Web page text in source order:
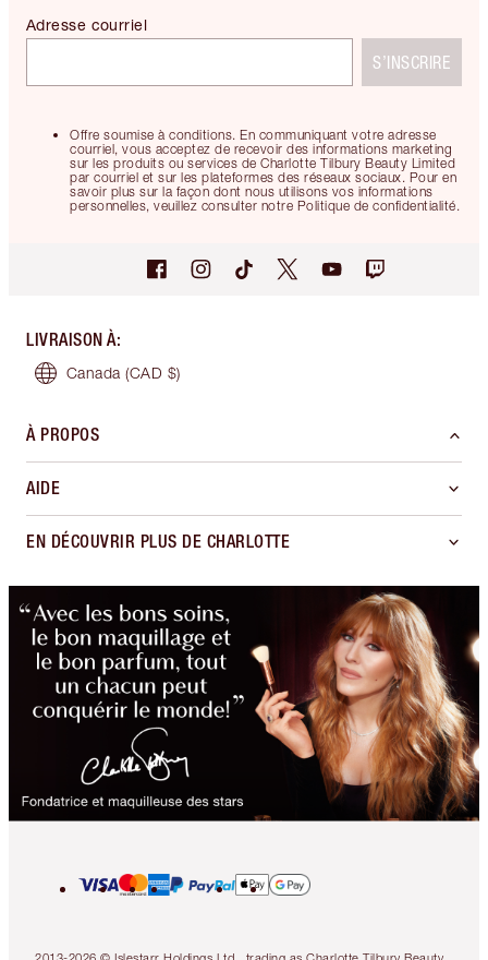
Offre soumise à conditions. En communiquant votre adresse
courriel, vous acceptez de recevoir des informations marketing
sur les produits ou services de Charlotte Tilbury Beauty Limited
par courriel et sur les plateformes des réseaux sociaux. Pour en
savoir plus sur la façon dont nous utilisons vos informations
personnelles, veuillez consulter notre Politique de confidentialité.
Adresse courriel
S’INSCRIRE
LIVRAISON À:
Canada (CAD $)
À PROPOS
AIDE
EN DÉCOUVRIR PLUS DE CHARLOTTE